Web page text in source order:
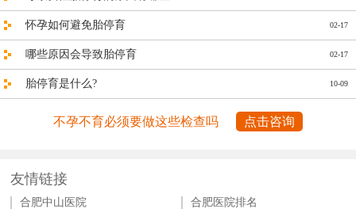
02-17
怀孕如何避免胎停育
02-17
哪些原因会导致胎停育
10-09
胎停育是什么?
不孕不育必须要做这些检查吗 点击咨询
友情链接
合肥中山医院
合肥医院排名